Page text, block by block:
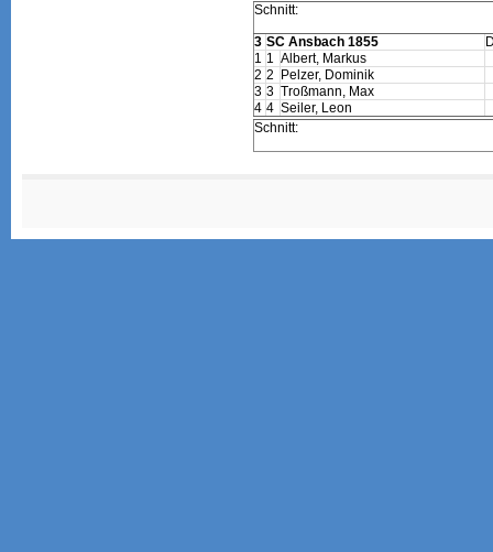
Schnitt:
3 SC Ansbach 1855
1 1
Albert, Markus
2 2 Pelzer, Dominik
3 3 Troßmann, Max
4 4 Seiler, Leon
Schnitt: